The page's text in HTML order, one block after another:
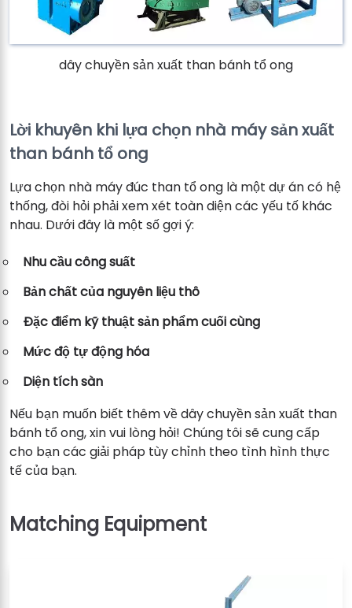
dây chuyền sản xuất than bánh tổ ong
Lời khuyên khi lựa chọn nhà máy sản xuất
than bánh tổ ong
Lựa chọn nhà máy đúc than tổ ong là một dự án có hệ
thống, đòi hỏi phải xem xét toàn diện các yếu tố khác
nhau. Dưới đây là một số gợi ý:
Nhu cầu công suất
Bản chất của nguyên liệu thô
Đặc điểm kỹ thuật sản phẩm cuối cùng
Mức độ tự động hóa
Diện tích sàn
Nếu bạn muốn biết thêm về dây chuyền sản xuất than
bánh tổ ong, xin vui lòng hỏi! Chúng tôi sẽ cung cấp
cho bạn các giải pháp tùy chỉnh theo tình hình thực
tế của bạn.